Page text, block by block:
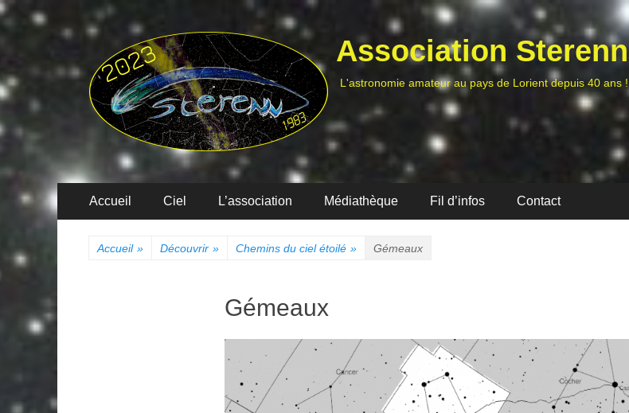
Association Sterenn
L'astronomie amateur au pays de Lorient depuis 40 ans !
Menu
principal
Accueil Ciel L’association Médiathèque Fil d’infos Contact
Accueil » Découvrir » Chemins du ciel étoilé » Gémeaux
Gémeaux